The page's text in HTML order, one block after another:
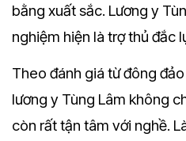
bằng xuất sắc. Lương y
nghiệm hiện là trợ thủ đắc
Theo đánh giá từ đông
lương y Tùng Lâm không
còn rất tận tâm với nghề.